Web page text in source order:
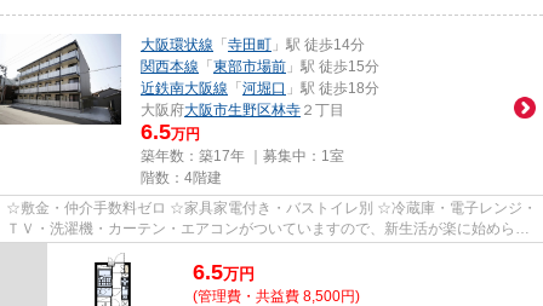
大阪環状線 「 寺田町 」駅 徒歩14分
関西本線 「 東部市場前 」駅 徒歩15分
近鉄南大阪線 「 河堀口 」駅 徒歩18分
大阪府大阪市生野区林寺 ２丁目
6.5万円
築年数：築17年 ｜募集中： 1室
階数：4階建
☆敷金・仲介手数料ゼロ ☆家具家電付き・バストイレ別 ☆冷蔵庫・電子レンジ・
ＴＶ・洗濯機・カーテン・エアコンがついていますので、新生活が楽に始められ
6.5万円
(管理費・共益費 8,500円)